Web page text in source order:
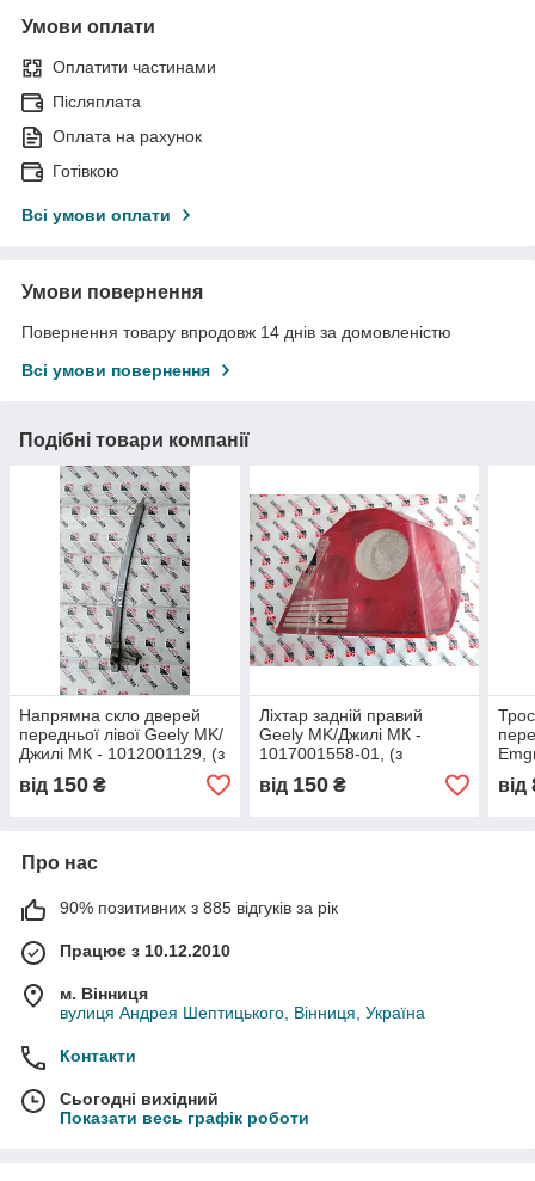
Умови оплати
Оплатити частинами
Післяплата
Оплата на рахунок
Готівкою
Всі умови оплати
Умови повернення
Повернення товару впродовж 14 днів за домовленістю
Всі умови повернення
Подібні товари компанії
Напрямна скло дверей
передньої лівої Geely MK/
Джилі МК - 1012001129, (з
розбірки)
від 150 ₴
Ліхтар задній правий
Geely MK/Джилі МК -
1017001558-01, (з
розбірки)
від 150₴ від
Про нас
90% позитивних з 885 відгуків за рік
Працює з 10.12.2010
м. Вінниця
вулиця Андрея Шептицького, Вінниця, Україна
Контакти
Сьогодні вихідний
Показати весь графік роботи